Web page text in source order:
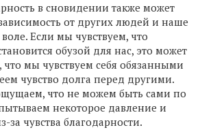
в сновидении также может
от других людей и наше
Если мы чувствуем, что
обузой для нас, это может
что мы чувствуем себя обязанными
чувство долга перед другими.
что не можем быть сами по
некоторое давление и
за чувства благодарности.